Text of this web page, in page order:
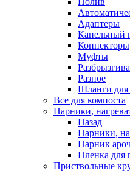
Адаптеры
Капельный
Коннекторы
Муфты
Разное
Шланги для
Все для компоста
Парники,
Назад
Парники,
Парник
Пленка для
Приствольные